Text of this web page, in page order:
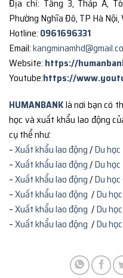
Địa chỉ: Tầng 3, Tháp A,
Phường Nghĩa Đô, TP Hà Nội,
Hotline: 0961696331
Email:
Website: https://
Youtube:https://
HUMANBANKlà nơi bạn có
học và xuất khẩu lao động
cụ thể như:
–Xuất khẩu lao động/Du
–Xuất khẩu lao động/Du
–Xuất khẩu lao động/Du
–Xuất khẩu lao động /Du
–Xuất khẩu lao động /Du
–Xuất khẩu lao động /Du